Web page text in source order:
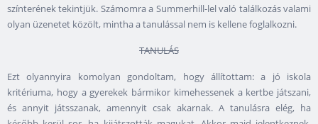
színterének tekintjük. Számomra a Summerhill-lel való találkozás valami
olyan üzenetet közölt, mintha a tanulással nem is kellene foglalkozni.
TANULÁS
Ezt olyannyira komolyan gondoltam, hogy állítottam: a jó iskola
kritériuma, hogy a gyerekek bármikor kimehessenek a kertbe játszani,
és annyit játsszanak, amennyit csak akarnak. A tanulásra elég, ha